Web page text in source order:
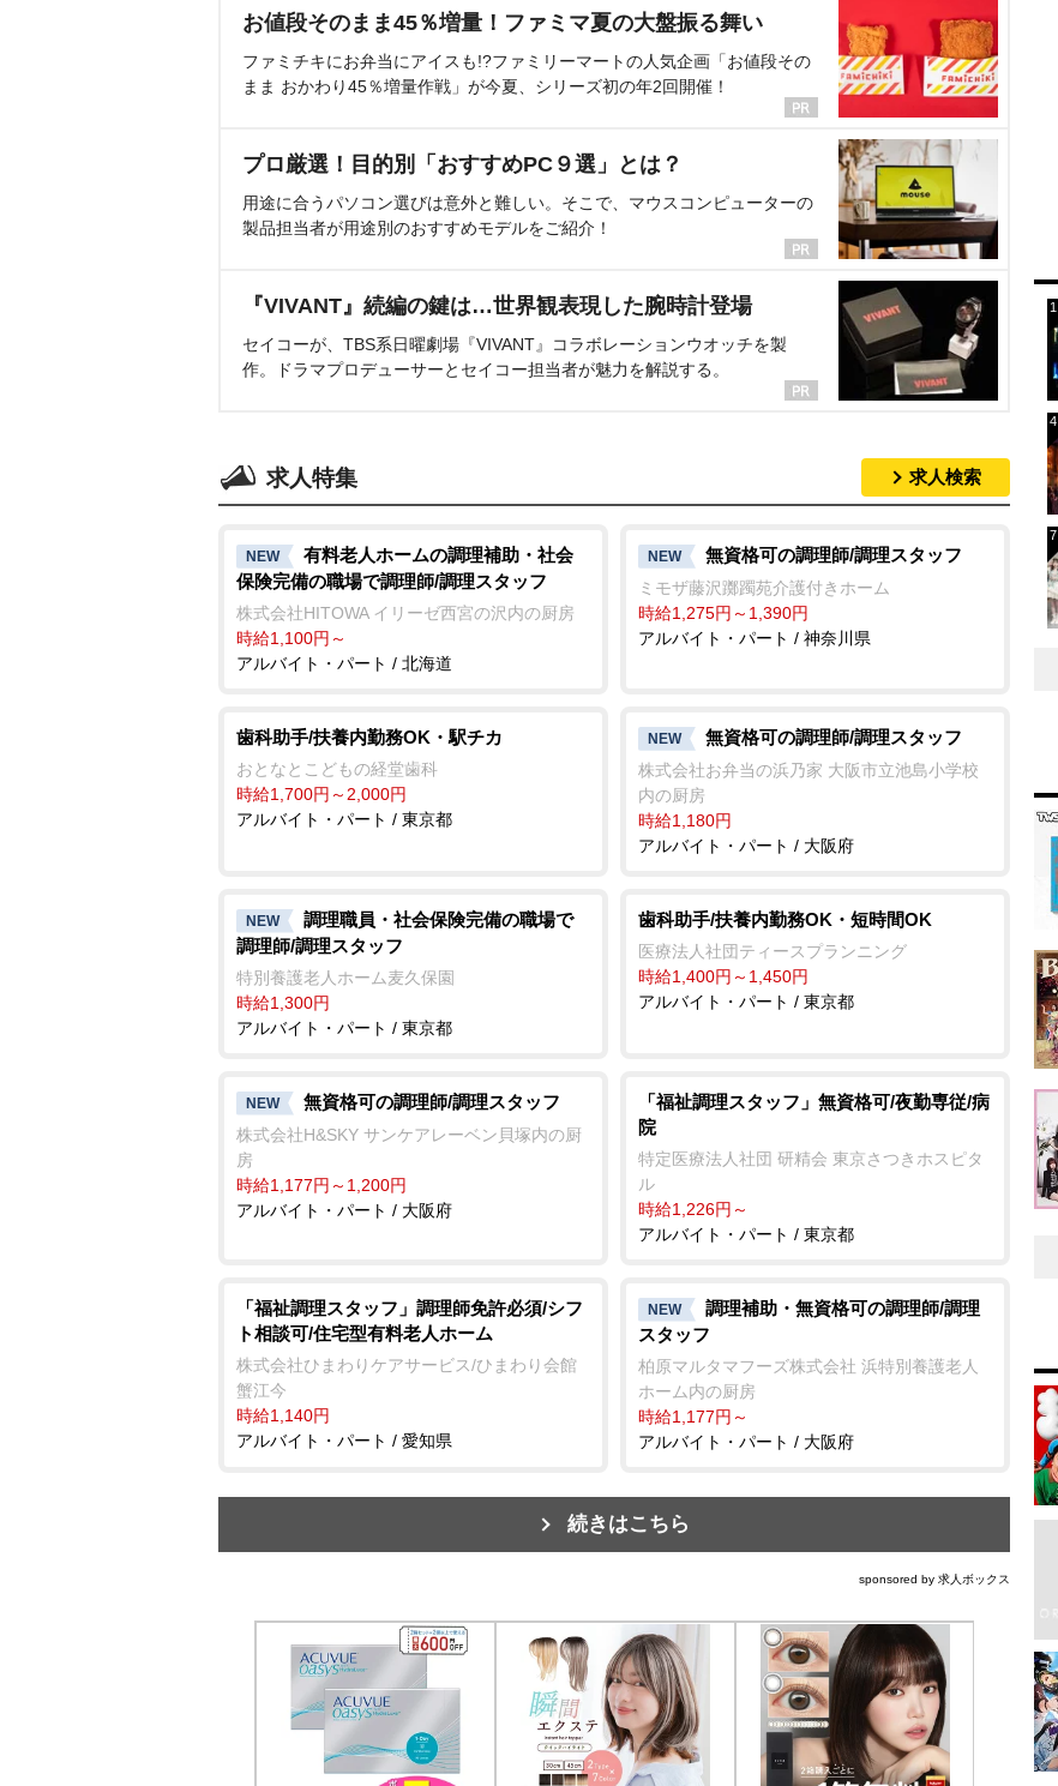
お値段そのまま45％増量！ファミマ夏の大盤振る舞い
ファミチキにお弁当にアイスも!?ファミリーマートの人気企画「お値段その
まま おかわり45％増量作戦」が今夏、シリーズ初の年2回開催！
プロ厳選！目的別「おすすめPC９選」とは？
用途に合うパソコン選びは意外と難しい。そこで、マウスコンピューターの
製品担当者が用途別のおすすめモデルをご紹介！
『VIVANT』続編の鍵は…世界観表現した腕時計登場
セイコーが、TBS系日曜劇場『VIVANT』コラボレーションウオッチを製
作。ドラマプロデューサーとセイコー担当者が魅力を解説する。
求人特集 求人検索
NEW
有料老人ホームの調理補助・社会
保険完備の職場で調理師/調理スタッフ
株式会社HITOWA イリーゼ西宮の沢内の厨房
時給1,100円～
アルバイト・パート / 北海道
NEW 無資格可の調理師/調理スタッフ
ミモザ藤沢躑躅苑介護付きホーム
時給1,275円～1,390円
アルバイト・パート / 神奈川県
歯科助手/扶養内勤務OK・駅チカ
おとなとこどもの経堂歯科
時給1,700円～2,000円
アルバイト・パート / 東京都
NEW 無資格可の調理師/調理スタッフ
株式会社お弁当の浜乃家 大阪市立池島小学校
内の厨房
時給1,180円
アルバイト・パート / 大阪府
NEW
調理職員・社会保険完備の職場で
調理師/調理スタッフ
特別養護老人ホーム麦久保園
時給1,300円
アルバイト・パート / 東京都
歯科助手/扶養内勤務OK・短時間OK
医療法人社団ティースプランニング
時給1,400円～1,450円
アルバイト・パート / 東京都
NEW 無資格可の調理師/調理スタッフ
株式会社H&SKY サンケアレーベン貝塚内の厨
房
時給1,177円～1,200円
アルバイト・パート / 大阪府
「福祉調理スタッフ」無資格可/夜勤専従/病
院
特定医療法人社団 研精会 東京さつきホスピタ
ル
時給1,226円～
アルバイト・パート / 東京都
「福祉調理スタッフ」調理師免許必須/シフ
ト相談可/住宅型有料老人ホーム
株式会社ひまわりケアサービス/ひまわり会館
蟹江今
時給1,140円
アルバイト・パート / 愛知県
NEW
調理補助・無資格可の調理師/調理
スタッフ
柏原マルタマフーズ株式会社 浜特別養護老人
ホーム内の厨房
時給1,177円～
アルバイト・パート / 大阪府
続きはこちら
sponsored by 求人ボックス